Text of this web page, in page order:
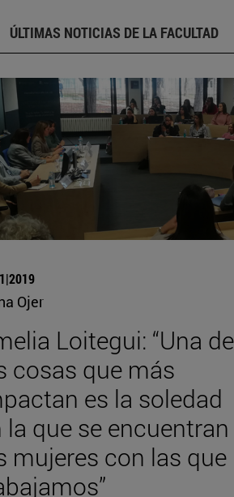
ÚLTIMAS NOTICIAS DE LA FACULTAD
Ojer
Loitegui: “Una de
cosas que más
es la soledad
la que se encuentran
mujeres con las que